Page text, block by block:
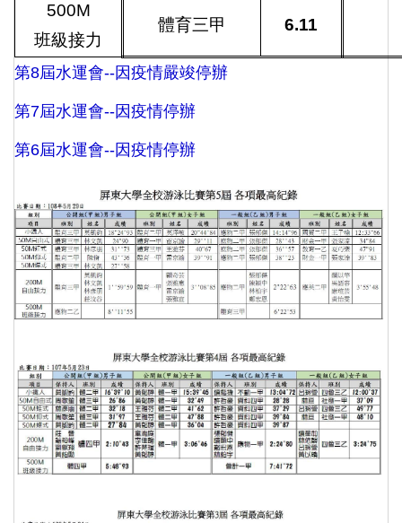
500M
班級接力
體育三甲 6.11
第8屆水運會--因疫情嚴竣停辦
第7屆水運會--因疫情停辦
第6屆水運會--因疫情停辦